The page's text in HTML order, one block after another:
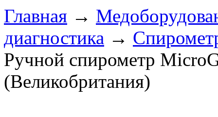
Главная →
диагностика →
Ручной спирометр
(Великобритания)